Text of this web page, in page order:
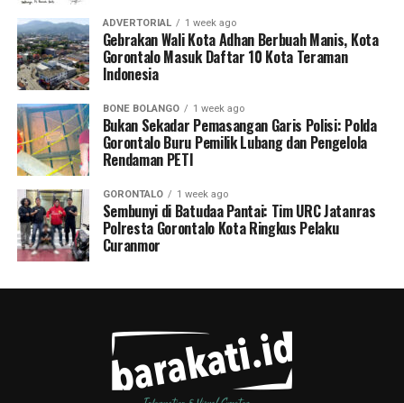
ADVERTORIAL 1 week ago
Gebrakan Wali Kota Adhan Berbuah Manis, Kota
Gorontalo Masuk Daftar 10 Kota Teraman
Indonesia
BONE BOLANGO 1 week ago
Bukan Sekadar Pemasangan Garis Polisi: Polda
Gorontalo Buru Pemilik Lubang dan Pengelola
Rendaman PETI
GORONTALO 1 week ago
Sembunyi di Batudaa Pantai: Tim URC Jatanras
Polresta Gorontalo Kota Ringkus Pelaku
Curanmor